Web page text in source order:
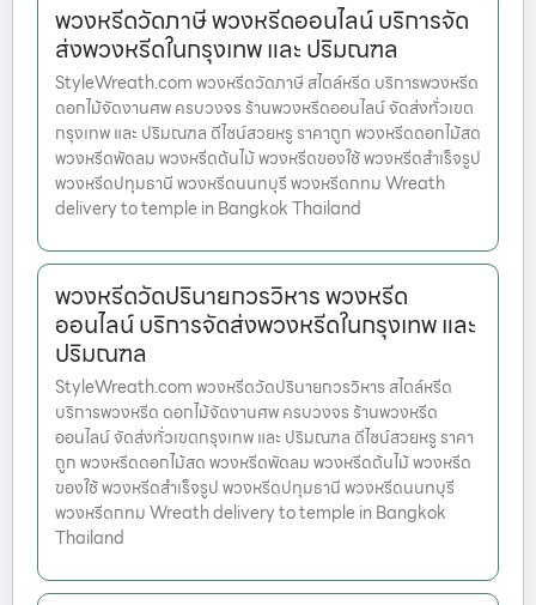
พวงหรีดวัดภาษี พวงหรีดออนไลน์ บริการจัด
ส่งพวงหรีดในกรุงเทพ และ ปริมณฑล
StyleWreath.com พวงหรีดวัดภาษี สไตล์หรีด บริการพวงหรีด
ดอกไม้จัดงานศพ ครบวงจร ร้านพวงหรีดออนไลน์ จัดส่งทั่วเขต
กรุงเทพ และ ปริมณฑล ดีไซน์สวยหรู ราคาถูก พวงหรีดดอกไม้สด
พวงหรีดพัดลม พวงหรีดต้นไม้ พวงหรีดของใช้ พวงหรีดสำเร็จรูป
พวงหรีดปทุมธานี พวงหรีดนนทบุรี พวงหรีดกทม Wreath
delivery to temple in Bangkok Thailand
พวงหรีดวัดปรินายกวรวิหาร พวงหรีด
ออนไลน์ บริการจัดส่งพวงหรีดในกรุงเทพ และ
ปริมณฑล
StyleWreath.com พวงหรีดวัดปรินายกวรวิหาร สไตล์หรีด
บริการพวงหรีด ดอกไม้จัดงานศพ ครบวงจร ร้านพวงหรีด
ออนไลน์ จัดส่งทั่วเขตกรุงเทพ และ ปริมณฑล ดีไซน์สวยหรู ราคา
ถูก พวงหรีดดอกไม้สด พวงหรีดพัดลม พวงหรีดต้นไม้ พวงหรีด
ของใช้ พวงหรีดสำเร็จรูป พวงหรีดปทุมธานี พวงหรีดนนทบุรี
พวงหรีดกทม Wreath delivery to temple in Bangkok
Thailand